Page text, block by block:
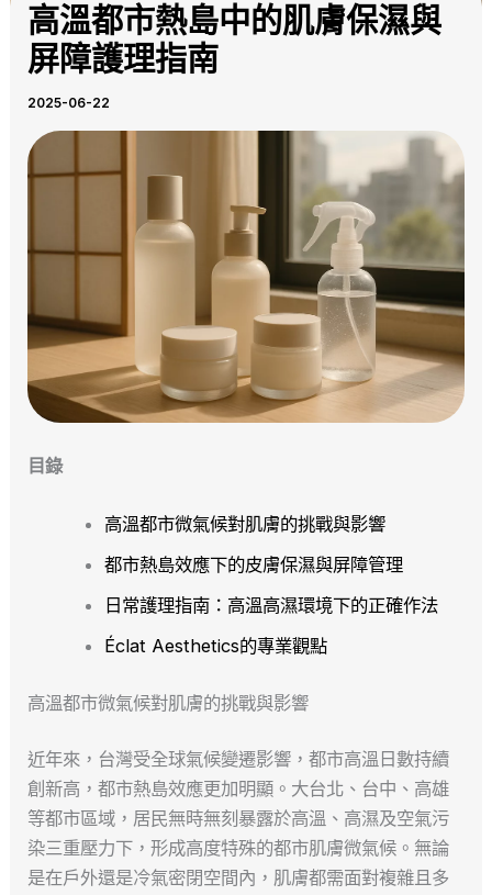
高溫都市熱島中的肌膚保濕與
屏障護理指南
2025-06-22
目錄
高溫都市微氣候對肌膚的挑戰與影響
都市熱島效應下的皮膚保濕與屏障管理
日常護理指南：高溫高濕環境下的正確作法
Éclat Aesthetics的專業觀點
高溫都市微氣候對肌膚的挑戰與影響
近年來，台灣受全球氣候變遷影響，都市高溫日數持續
創新高，都市熱島效應更加明顯。大台北、台中、高雄
等都市區域，居民無時無刻暴露於高溫、高濕及空氣污
染三重壓力下，形成高度特殊的都市肌膚微氣候。無論
是在戶外還是冷氣密閉空間內，肌膚都需面對複雜且多